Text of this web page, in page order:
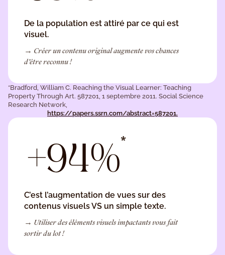
De la population est attiré par ce qui est
visuel.
→ Créer un contenu original augmente vos chances
d’être reconnu !
*Bradford, William C. Reaching the Visual Learner: Teaching
Property Through Art. 587201, 1 septembre 2011. Social Science
Research Network,
https://papers.ssrn.com/abstract=587201.
+94%*
C’est l’augmentation de vues sur des
contenus visuels VS un simple texte.
→ Utiliser des éléments visuels impactants vous fait
sortir du lot !